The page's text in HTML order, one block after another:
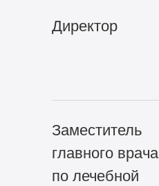
Директор
Заместитель
главного врача
по лечебной